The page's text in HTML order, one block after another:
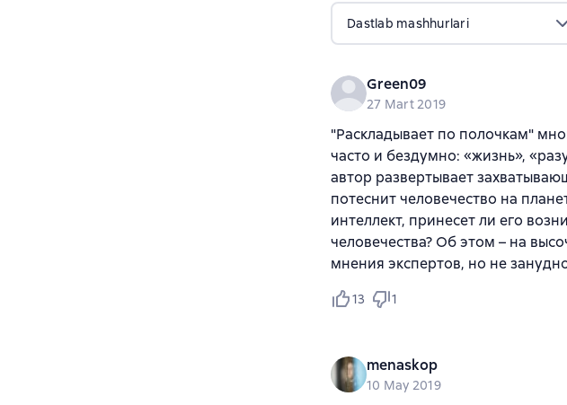
Dastlab mashhurlari
Green09
27 Mart 2019
"Раскладывает по полочкам"
часто и бездумно: «жизнь»,
автор развертывает
потеснит человечество на
интеллект, принесет ли его
человечества? Об этом – на
мнения экспертов, но не
13 1
menaskop
10 May 2019